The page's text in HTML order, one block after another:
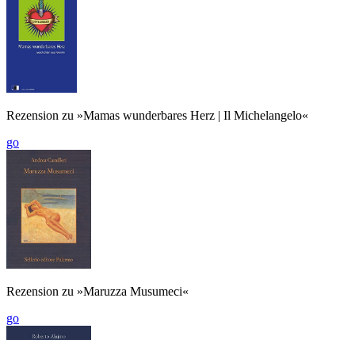
Rezension zu »Mamas wunderbares Herz | Il Michelangelo«
go
Rezension zu »Maruzza Musumeci«
go